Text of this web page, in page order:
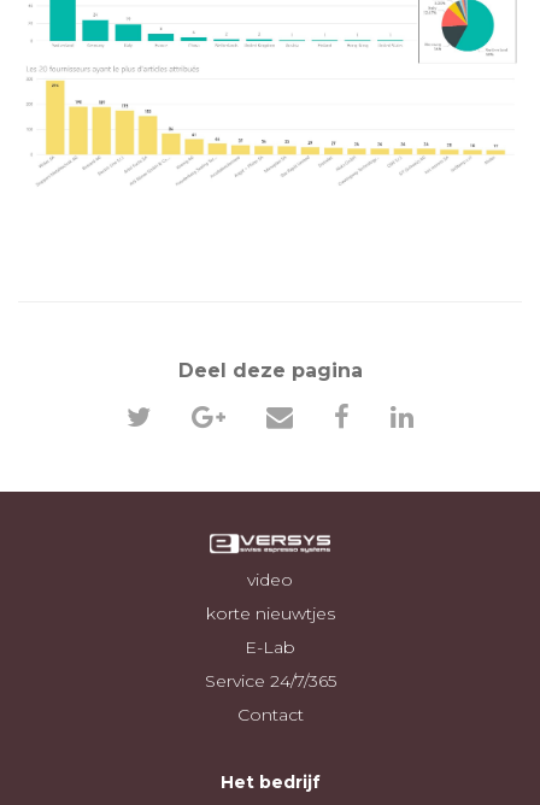
Deel deze pagina
video
korte nieuwtjes
E-Lab
Service 24/7/365
Contact
Het bedrijf